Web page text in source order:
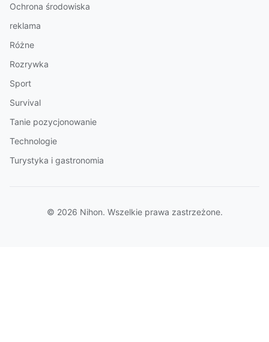
Ochrona środowiska
reklama
Różne
Rozrywka
Sport
Survival
Tanie pozycjonowanie
Technologie
Turystyka i gastronomia
© 2026 Nihon. Wszelkie prawa zastrzeżone.